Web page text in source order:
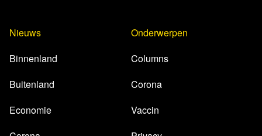
Nieuws
Binnenland
Buitenland
Economie
Onderwerpen
Columns
Corona
Vaccin